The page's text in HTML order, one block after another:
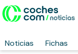
Noticias Fichas